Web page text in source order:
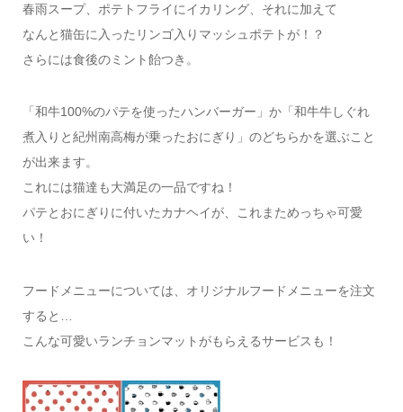
春雨スープ、ポテトフライにイカリング、それに加えて
なんと猫缶に入ったリンゴ入りマッシュポテトが！？
さらには食後のミント飴つき。
「和牛100%のパテを使ったハンバーガー」か「和牛牛しぐれ
煮入りと紀州南高梅が乗ったおにぎり」のどちらかを選ぶこと
が出来ます。
これには猫達も大満足の一品ですね！
パテとおにぎりに付いたカナヘイが、これまためっちゃ可愛
い！
フードメニューについては、オリジナルフードメニューを注文
すると…
こんな可愛いランチョンマットがもらえるサービスも！